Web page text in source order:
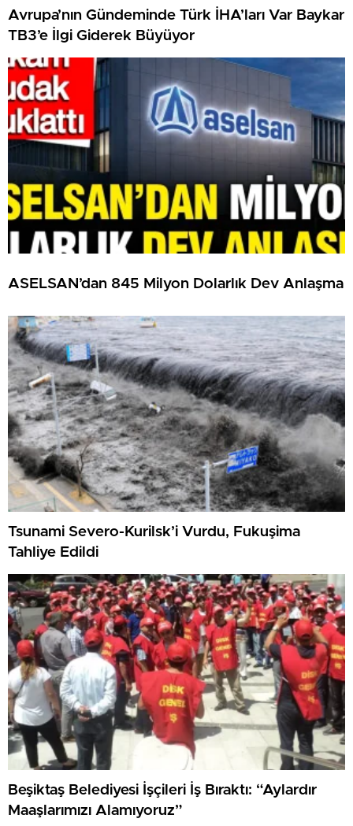
Avrupa’nın Gündeminde Türk İHA’ları Var Baykar
TB3’e İlgi Giderek Büyüyor
ASELSAN’dan 845 Milyon Dolarlık Dev Anlaşma
Tsunami Severo-Kurilsk’i Vurdu, Fukuşima
Tahliye Edildi
Beşiktaş Belediyesi İşçileri İş Bıraktı: “Aylardır
Maaşlarımızı Alamıyoruz”